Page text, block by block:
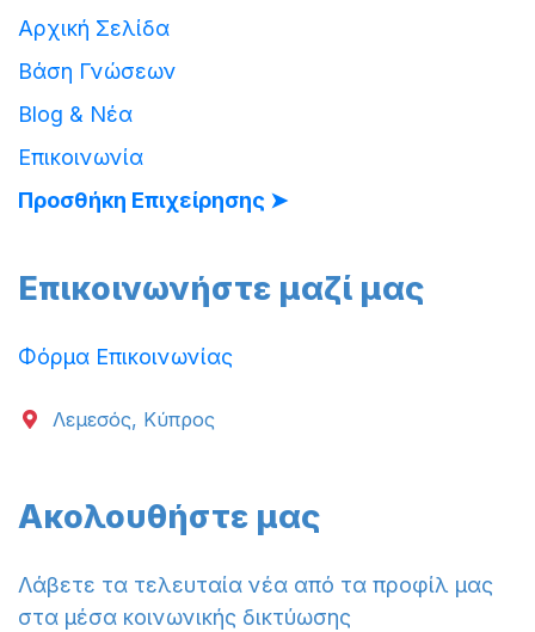
Αρχική Σελίδα
Βάση Γνώσεων
Blog & Νέα
Επικοινωνία
Προσθήκη Επιχείρησης ➤
Επικοινωνήστε μαζί μας
Φόρμα Επικοινωνίας
Λεμεσός, Κύπρος
Ακολουθήστε μας
Λάβετε τα τελευταία νέα από τα προφίλ μας
στα μέσα κοινωνικής δικτύωσης